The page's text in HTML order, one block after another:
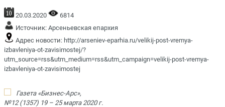
20.03.2020
6814
Источник: Арсеньевская епархия
Адрес новости: http://arseniev-eparhia.ru/velikij-post-vremya-
izbavleniya-ot-zavisimostej/?
utm_source=rss&utm_medium=rss&utm_campaign=velikij-post-vremya-
izbavleniya-ot-zavisimostej
Газета «Бизнес-Арс»,
№12 (1357) 19 – 25 марта 2020 г.